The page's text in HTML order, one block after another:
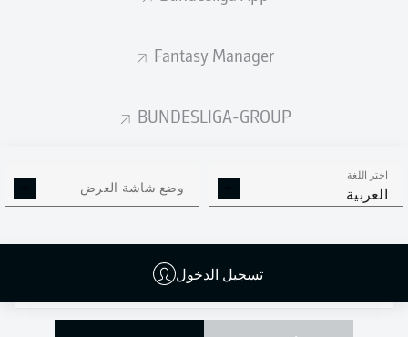
Fantasy Manager
BUNDESLIGA-GROUP
اختر اللغة
العربية وضع شاشة العرض
تسجيل الدخول
RON-ROBERT
MARCELSCHUHEN
8
JOHANNES
105
9
JUSTINHEEKEREN
103